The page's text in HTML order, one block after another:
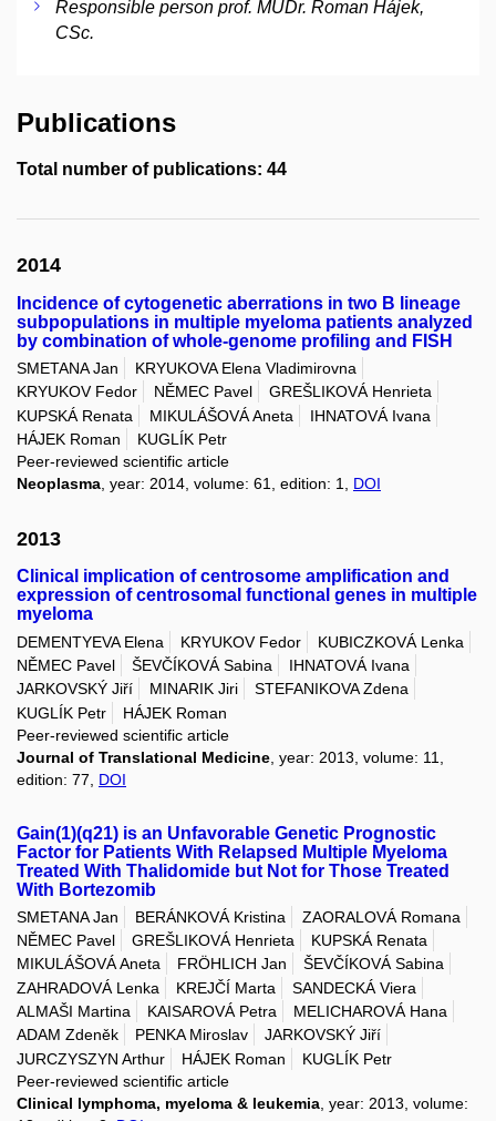
Responsible person prof. MUDr. Roman Hájek,
CSc.
Publications
Total number of publications: 44
2014
Incidence of cytogenetic aberrations in two B lineage
subpopulations in multiple myeloma patients analyzed
by combination of whole-genome profiling and FISH
SMETANA Jan
KRYUKOVA Elena Vladimirovna
KRYUKOV Fedor
NĚMEC Pavel
GREŠLIKOVÁ Henrieta
KUPSKÁ Renata
MIKULÁŠOVÁ Aneta
IHNATOVÁ Ivana
HÁJEK Roman
KUGLÍK Petr
Peer-reviewed scientific article
Neoplasma , year: 2014, volume: 61, edition: 1, DOI
2013
Clinical implication of centrosome amplification and
expression of centrosomal functional genes in multiple
myeloma
DEMENTYEVA Elena KRYUKOV Fedor
KUBICZKOVÁ Lenka
NĚMEC Pavel
ŠEVČÍKOVÁ Sabina
IHNATOVÁ Ivana
JARKOVSKÝ Jiří
MINARIK Jiri
STEFANIKOVA Zdena
KUGLÍK Petr
HÁJEK Roman
Peer-reviewed scientific article
Journal of Translational Medicine , year: 2013, volume: 11,
edition: 77, DOI
Gain(1)(q21) is an Unfavorable Genetic Prognostic
Factor for Patients With Relapsed Multiple Myeloma
Treated With Thalidomide but Not for Those Treated
With Bortezomib
SMETANA Jan BERÁNKOVÁ Kristina
ZAORALOVÁ Romana
NĚMEC Pavel
GREŠLIKOVÁ Henrieta
KUPSKÁ Renata
MIKULÁŠOVÁ Aneta
FRÖHLICH Jan
ŠEVČÍKOVÁ Sabina
ZAHRADOVÁ Lenka
KREJČÍ Marta
SANDECKÁ Viera
ALMAŠI Martina
KAISAROVÁ Petra
MELICHAROVÁ Hana
ADAM Zdeněk
PENKA Miroslav
JARKOVSKÝ Jiří
JURCZYSZYN Arthur
HÁJEK Roman
KUGLÍK Petr
Peer-reviewed scientific article
Clinical lymphoma, myeloma & leukemia , year: 2013, volume: